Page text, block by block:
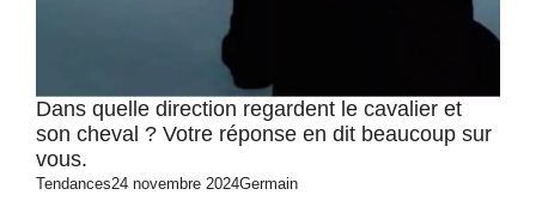
Dans quelle direction regardent le cavalier et
son cheval ? Votre réponse en dit beaucoup sur
vous.
Tendances24 novembre 2024Germain